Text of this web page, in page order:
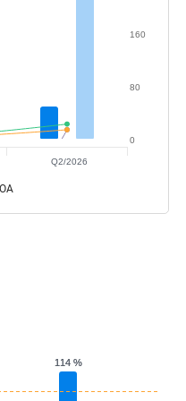
0
80
160
Q2/2026
114 %
114 %